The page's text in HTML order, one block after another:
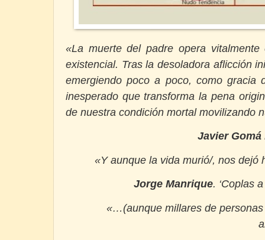
«La muerte del padre opera vitalmente
existencial. Tras la desoladora aflicción
emergiendo poco a poco, como gracia
inesperado que transforma la pena
de nuestra condición mortal movilizando
Javier Gomá
«Y aunque la vida murió/, nos dejó
Jorge Manrique. ‘Coplas
«…(aunque millares de